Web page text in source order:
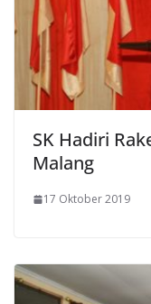
SK Hadiri
Malang
17 Oktober 2019